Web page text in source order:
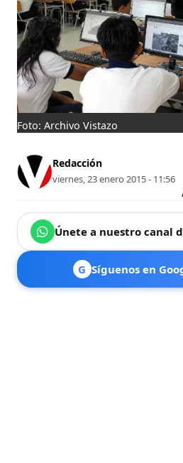
Foto: Archivo Vistazo
Redacción
viernes, 23 enero 2015 - 11:56
Únete a nuestro canal
G Síguenos en